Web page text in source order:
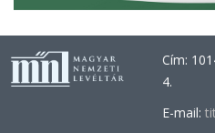
Cím:
4.
E-mail: